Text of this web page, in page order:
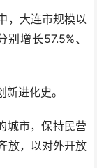
大连市规模以
增长57.5%、
进化史。
市，保持民营
放，以对外开放